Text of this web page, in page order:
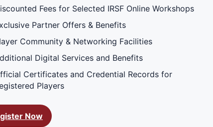
Fees for Selected IRSF Online Workshops
Partner Offers & Benefits
Community & Networking Facilities
Digital Services and Benefits
Certificates and Credential Records for
Players
Now
duplicate registration. IRSF stores a protected match code and the
full number. / इसका उपयोग केवल दोहरे पंजीकरण को रोकने के लिए किया जाता
नहीं, केवल सुरक्षित मिलान कोड और अंतिम चार अंक संग्रहीत करता है।
*
/ स्कूल, क्लब या अकादमी